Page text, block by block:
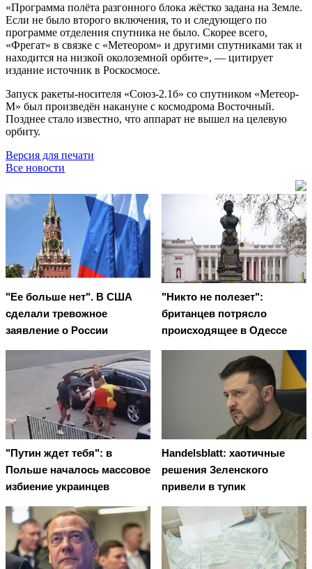
«Программа полёта разгонного блока жёстко задана на Земле.
Если не было второго включения, то и следующего по
программе отделения спутника не было. Скорее всего,
«Фрегат» в связке с «Метеором» и другими спутниками так и
находится на низкой околоземной орбите», — цитирует
издание источник в Роскосмосе.
Запуск ракеты-носителя «Союз-2.1б» со спутником «Метеор-
М» был произведён накануне с космодрома Восточный.
Позднее стало известно, что аппарат не вышел на целевую
орбиту.
Версия для печати
Все новости
"Ее больше нет". В США
сделали тревожное
заявление о России
"Никто не полезет":
британцев потрясло
происходящее в Одессе
"Путин ждет тебя": в
Польше началось массовое
избиение украинцев
Handelsblatt: хаотичные
решения Зеленского
привели в тупик